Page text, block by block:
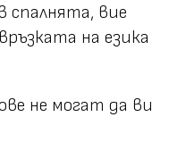
спалнята, вие
на езика
не могат да ви